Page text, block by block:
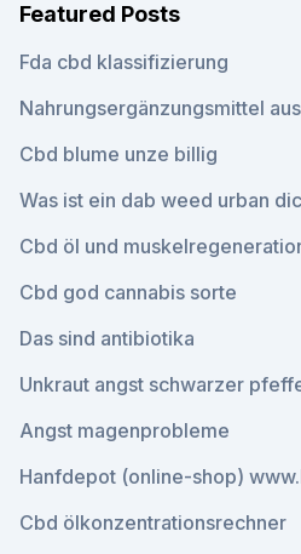
Featured Posts
Fda cbd klassifizierung
Nahrungsergänzungsmittel
Cbd blume unze billig
Was ist ein dab weed urban
Cbd öl und
Cbd god cannabis sorte
Das sind antibiotika
Unkraut angst schwarzer
Angst magenprobleme
Hanfdepot (online-shop)
Cbd ölkonzentrationsrechner